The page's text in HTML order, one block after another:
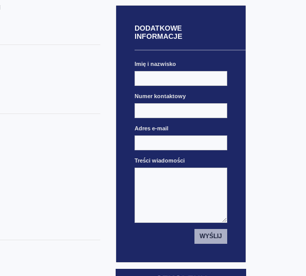
DODATKOWE
INFORMACJE
Imię i nazwisko
Numer kontaktowy
Adres e-mail
Treści wiadomości
WYŚLIJ